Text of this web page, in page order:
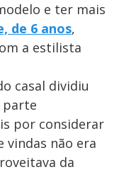
e ter mais
de 6 anos,
a estilista
casal dividiu
parte
por considerar
vindas não era
da